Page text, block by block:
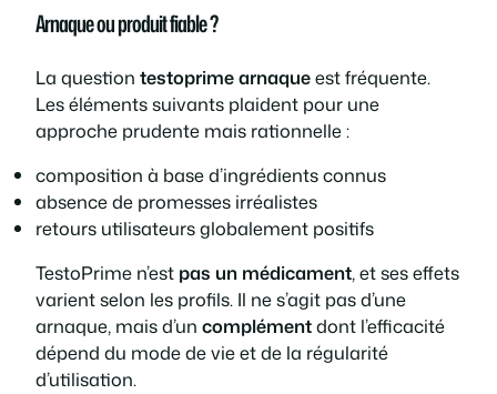
Arnaque ou produit fiable ?
La question testoprime arnaqueest fréquente.
Les éléments suivants plaident pour une
approche prudente mais rationnelle :
composition à base d’ingrédients connus
absence de promesses irréalistes
retours utilisateurs globalement positifs
TestoPrime n’est pas un médicament, et ses effets
varient selon les profils. Il ne s’agit pas d’une
arnaque, mais d’un complémentdont l’efficacité
dépend du mode de vie et de la régularité
d’utilisation.